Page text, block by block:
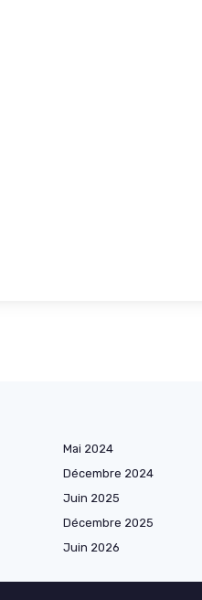
Mai 2024
Décembre 2024
Juin 2025
Décembre 2025
Juin 2026